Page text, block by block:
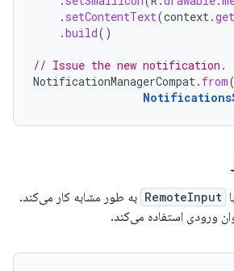
. setContentText(context .
.build()
// Issue the new notification.
NotificationManagerCompat . from(
RemoteInput به طور مشابه کار می‌کند.
ورودی استفاده می‌کند.